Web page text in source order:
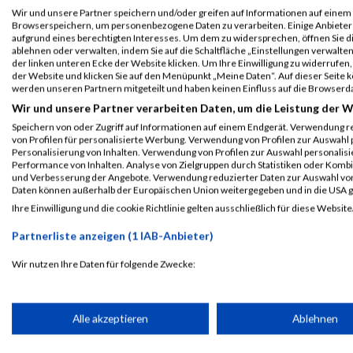
Einzelwertung männlich
B2Run Nürnberg
Teamwertung männlich
51929 Arve Christiansen
B2Run Nürnberg
Teamwertung mixed
51929 Arve Christiansen
Legende:
GPos = Geschlechter Position, KPos = Kategorie Position, TPos
Disqualifiziert
Laufsport Anmeldung
Wir und unsere Partner speichern und/oder greifen auf Informationen auf einem
Browserspeichern, um personenbezogene Daten zu verarbeiten. Einige
aufgrund eines berechtigten Interesses. Um dem zu widersprechen, öffnen Sie
ablehnen oder verwalten, indem Sie auf die Schaltfläche „Einstellungen
der linken unteren Ecke der Website klicken. Um Ihre Einwilligung zu
der Website und klicken Sie auf den Menüpunkt „Meine Daten“. Auf dieser
werden unseren Partnern mitgeteilt und haben keinen Einfluss auf die
Wir und unsere Partner verarbeiten Daten, um die Leistung der
Speichern von oder Zugriff auf Informationen auf einem Endgerät. Verwendung
von Profilen für personalisierte Werbung. Verwendung von Profilen zur
Personalisierung von Inhalten. Verwendung von Profilen zur Auswahl
Performance von Inhalten. Analyse von Zielgruppen durch Statistiken oder
und Verbesserung der Angebote. Verwendung reduzierter Daten zur Auswahl
Daten können außerhalb der Europäischen Union weitergegeben und in die USA
Ihre Einwilligung und die cookie Richtlinie gelten ausschließlich für diese
Partnerliste anzeigen (1 IAB-Anbieter)
Wir nutzen Ihre Daten für folgende Zwecke:
Speichern von oder Zugriff auf Informationen auf einem
Alle akzeptieren Ablehnen